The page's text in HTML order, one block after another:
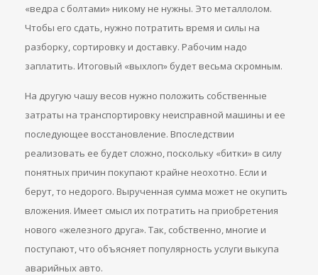
«ведра с болтами» никому не нужны. Это металлолом.
Чтобы его сдать, нужно потратить время и силы на
разборку, сортировку и доставку. Рабочим надо
заплатить. Итоговый «выхлоп» будет весьма скромным.
На другую чашу весов нужно положить собственные
затраты на транспортировку неисправной машины и ее
последующее восстановление. Впоследствии
реализовать ее будет сложно, поскольку «битки» в силу
понятных причин покупают крайне неохотно. Если и
берут, то недорого. Вырученная сумма может не окупить
вложения. Имеет смысл их потратить на приобретения
нового «железного друга». Так, собственно, многие и
поступают, что объясняет популярность услуги выкупа
аварийных авто.